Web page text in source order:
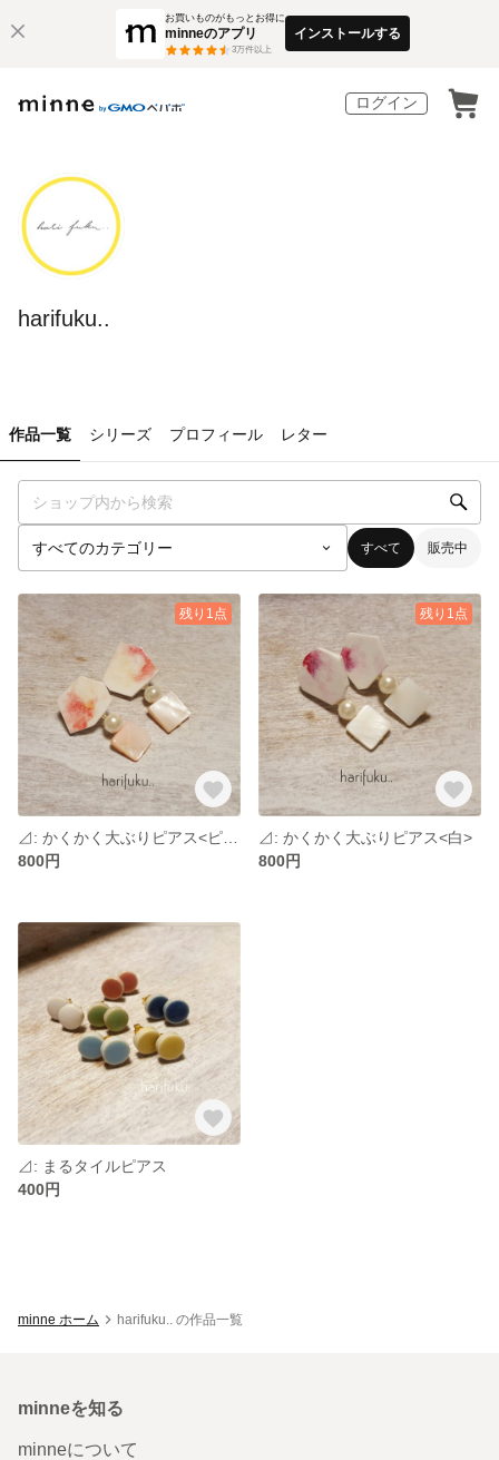
お買いものがもっとお得に
minneのアプリ
3万件以上
インストールする
ログイン
harifuku..
作品一覧 シリーズ プロフィール レター
すべて 販売中
残り1点
800円
残り1点
⊿: かくかく大ぶりピアス<白>
800円
⊿: まるタイルピアス
400円
minne ホーム harifuku.. の作品一覧
minneを知る
minneについて